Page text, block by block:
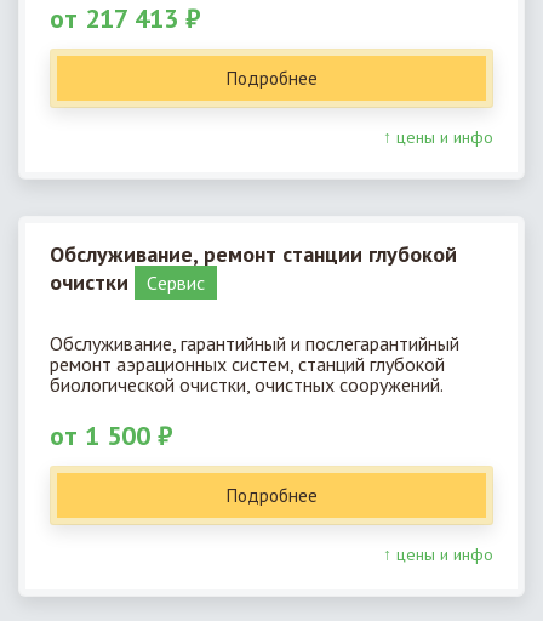
от 217 413 ₽
Подробнее
↑ цены и инфо
Обслуживание, ремонт станции глубокой
очистки
Cервис
Обслуживание, гарантийный и послегарантийный
ремонт аэрационных систем, станций глубокой
биологической очистки, очистных сооружений.
от 1 500 ₽
Подробнее
↑ цены и инфо